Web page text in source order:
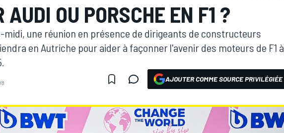
AUDI OU PORSCHE EN F1 ?
midi, une réunion en présence de dirigeants de constructeurs
en Autriche pour aider à façonner l'avenir des moteurs de F1 à
AJOUTER COMME SOURCE PRIVILÉGIÉE